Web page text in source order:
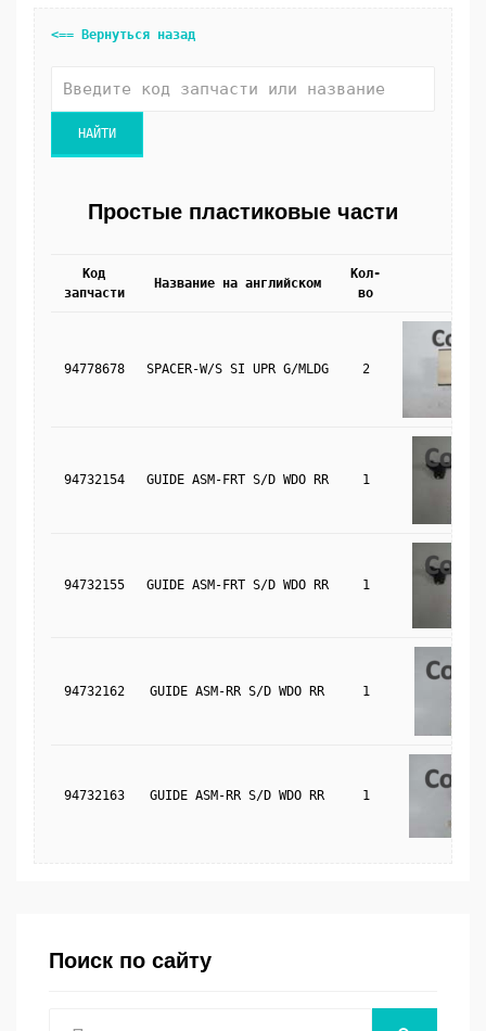
<== Вернуться назад
Простые пластиковые части
Код
запчасти
Название на английском
Кол-
во
94778678 SPACER-W/S SI UPR G/MLDG 2
94732154 GUIDE ASM-FRT S/D WDO RR 1
94732155 GUIDE ASM-FRT S/D WDO RR 1
94732162 GUIDE ASM-RR S/D WDO RR 1
94732163 GUIDE ASM-RR S/D WDO RR 1
Поиск по сайту